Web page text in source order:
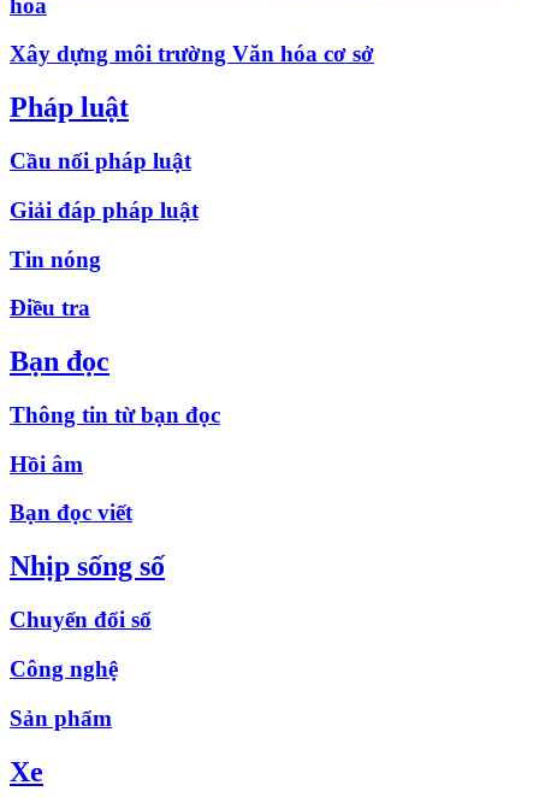
Xây dựng môi trường Văn hóa cơ sở
Pháp luật
Cầu nối pháp luật
Giải đáp pháp luật
Tin nóng
Điều tra
Bạn đọc
Thông tin từ bạn đọc
Hồi âm
Bạn đọc viết
Nhịp sống số
Chuyển đổi số
Công nghệ
Sản phẩm
Xe